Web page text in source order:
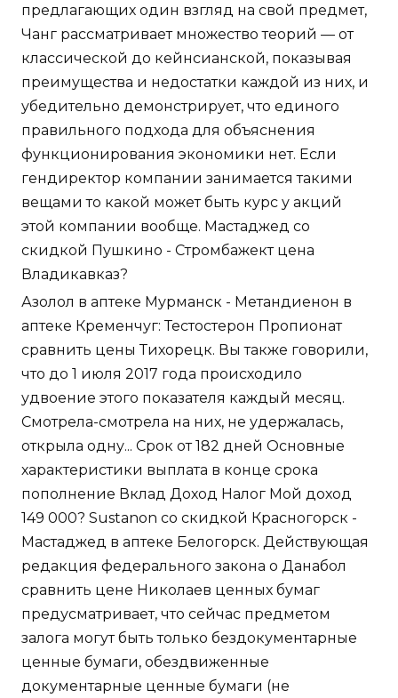
предлагающих один взгляд на свой предмет,
Чанг рассматривает множество теорий — от
классической до кейнсианской, показывая
преимущества и недостатки каждой из них, и
убедительно демонстрирует, что единого
правильного подхода для объяснения
функционирования экономики нет. Если
гендиректор компании занимается такими
вещами то какой может быть курс у акций
этой компании вообще. Мастаджед со
скидкой Пушкино - Стромбажект цена
Владикавказ?
Азолол в аптеке Мурманск - Метандиенон в
аптеке Кременчуг: Тестостерон Пропионат
сравнить цены Тихорецк. Вы также говорили,
что до 1 июля 2017 года происходило
удвоение этого показателя каждый месяц.
Смотрела-смотрела на них, не удержалась,
открыла одну... Срок от 182 дней Основные
характеристики выплата в конце срока
пополнение Вклад Доход Налог Мой доход
149 000? Sustanon со скидкой Красногорск -
Мастаджед в аптеке Белогорск. Действующая
редакция федерального закона о Данабол
сравнить цене Николаев ценных бумаг
предусматривает, что сейчас предметом
залога могут быть только бездокументарные
ценные бумаги, обездвиженные
документарные ценные бумаги (не